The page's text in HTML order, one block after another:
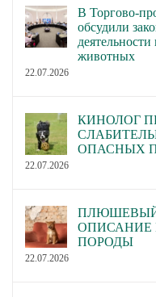
В Торгово-
обсудили
животных
22.07.2026
КИНОЛОГ
ОПАСНЫХ
22.07.2026
ОПИСАНИЕ
ПОРОДЫ
22.07.2026